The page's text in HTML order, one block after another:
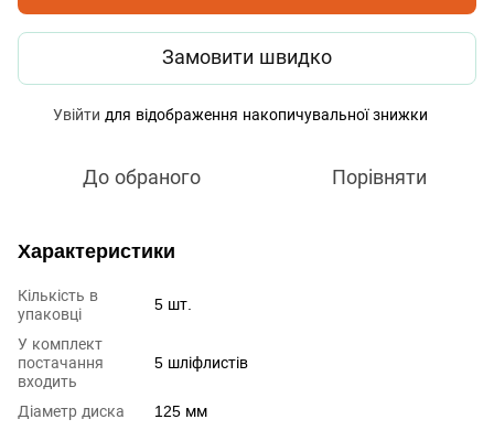
Замовити швидко
Увійти для відображення накопичувальної знижки
До обраного Порівняти
Характеристики
Кількість в
упаковці
5 шт.
У комплект
постачання
входить
5 шліфлистів
Діаметр диска
125 мм